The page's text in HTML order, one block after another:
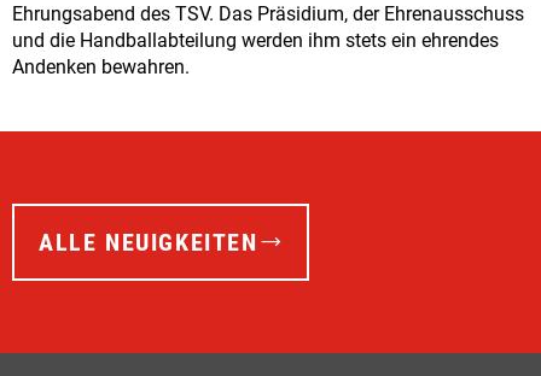
Ehrungsabend des TSV. Das Präsidium, der Ehrenausschuss
und die Handballabteilung werden ihm stets ein ehrendes
Andenken bewahren.
ALLE NEUIGKEITEN